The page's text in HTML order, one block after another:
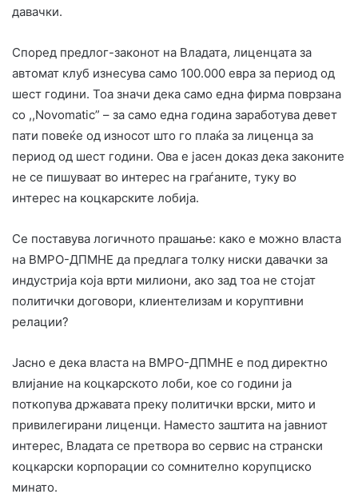
давачки.
Според предлог-законот на Владата, лиценцата за
автомат клуб изнесува само 100.000 евра за период од
шест години. Тоа значи дека само една фирма поврзана
со ,,Novomatic” – за само една година заработува девет
пати повеќе од износот што го плаќа за лиценца за
период од шест години. Ова е јасен доказ дека законите
не се пишуваат во интерес на граѓаните, туку во
интерес на коцкарските лобија.
Се поставува логичното прашање: како е можно власта
на ВМРО-ДПМНЕ да предлага толку ниски давачки за
индустрија која врти милиони, ако зад тоа не стојат
политички договори, клиентелизам и коруптивни
релации?
Јасно е дека власта на ВМРО-ДПМНЕ е под директно
влијание на коцкарското лоби, кое со години ја
поткопува државата преку политички врски, мито и
привилегирани лиценци. Наместо заштита на јавниот
интерес, Владата се претвора во сервис на странски
коцкарски корпорации со сомнително корупциско
минато.